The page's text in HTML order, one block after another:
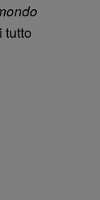
tutto